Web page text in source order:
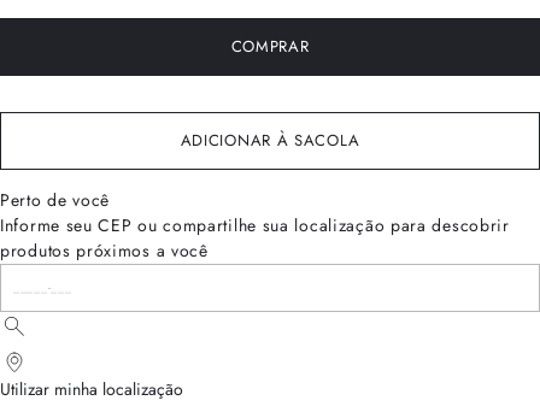
COMPRAR
ADICIONAR À SACOLA
Perto de você
Informe seu CEP ou compartilhe sua localização para descobrir
produtos próximos a você
Utilizar minha localização